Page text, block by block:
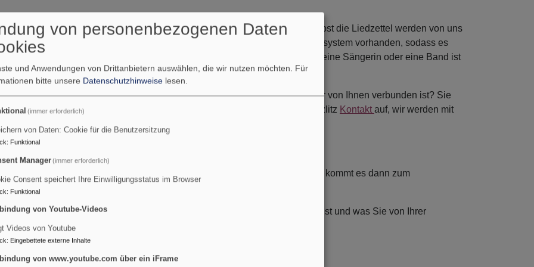
werden, keine Kerzen selbst organisiert und angezündet werden. Selbst die Liedzettel werden von uns
Brautpaar also um fast nichts kümmern. Natürlich ist auch ein gutes Akustiksystem vorhanden, sodass es
ist unsere Orgel vorhanden, aber auch der Platz für einen Sänger, eine Sängerin oder eine Band ist
Kirche gegeben.
Trauung feiern? An einem besonderen Ort, mit dem Sie beide oder eine*r von Ihnen verbunden ist? Sie
Lieblingskirche/-kapelle? Nehmen Sie mit unserer Pfarrerin Dr. Nina Mützlitz Kontakt auf, wir werden mit
einer kirchlichen Trauung an. Mit unserer Pfarrerin Dr. Nina Mützlitz kommt es dann zum
des Gottesdienstes und um das Paar selbst:
wie Sie sich beide kennengelernt haben, was Ihnen aneinander wichtig ist und was Sie von Ihrer
Fragen vorbereiten:
von personenbezogenen Daten
und Anwendungen von Drittanbietern auswählen, die wir nutzen möchten. Für
bitte unsere Datenschutzhinweise lesen.
(immer erforderlich)
von Daten: Cookie für die Benutzersitzung
: Funktional
Manager(immer erforderlich)
Consent speichert Ihre Einwilligungsstatus im Browser
: Funktional
von Youtube-Videos
Videos von Youtube
: Eingebettete externe Inhalte
von www.youtube.com über ein iFrame